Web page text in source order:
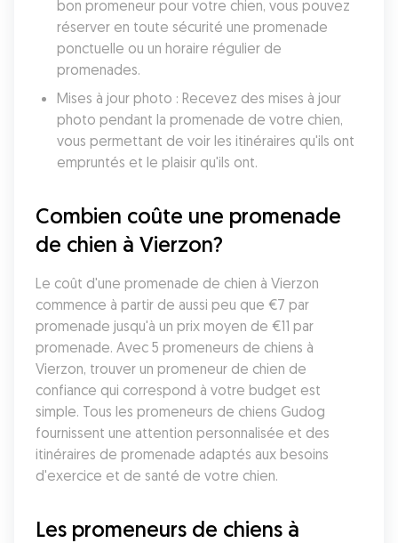
bon promeneur pour votre chien, vous pouvez
réserver en toute sécurité une promenade
ponctuelle ou un horaire régulier de
promenades.
Mises à jour photo : Recevez des mises à jour
photo pendant la promenade de votre chien,
vous permettant de voir les itinéraires qu'ils ont
empruntés et le plaisir qu'ils ont.
Combien coûte une promenade
de chien à Vierzon?
Le coût d'une promenade de chien à Vierzon
commence à partir de aussi peu que €7 par
promenade jusqu'à un prix moyen de €11 par
promenade. Avec 5 promeneurs de chiens à
Vierzon, trouver un promeneur de chien de
confiance qui correspond à votre budget est
simple. Tous les promeneurs de chiens Gudog
fournissent une attention personnalisée et des
itinéraires de promenade adaptés aux besoins
d'exercice et de santé de votre chien.
Les promeneurs de chiens à